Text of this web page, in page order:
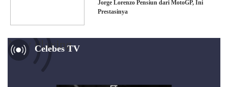
Jorge Lorenzo Pensiun dari MotoGP, Ini
Prestasinya
Celebes TV
Now Playing